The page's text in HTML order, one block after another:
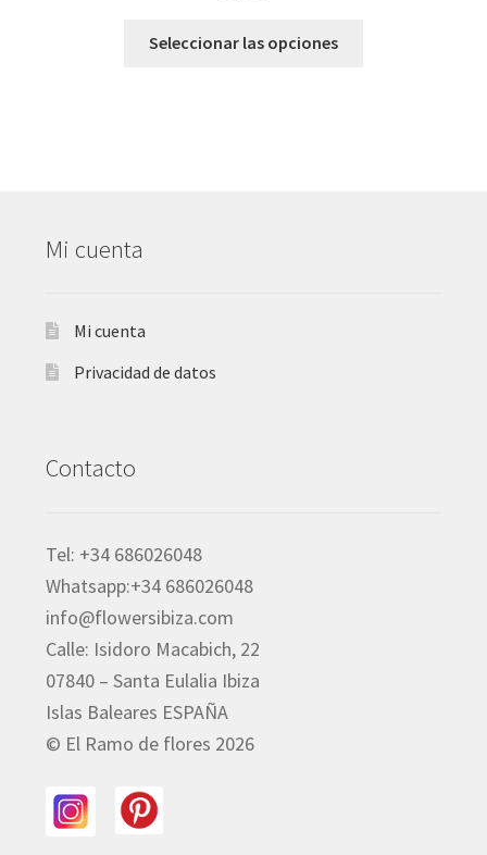
Seleccionar las opciones
Mi cuenta
Mi cuenta
Privacidad de datos
Contacto
Tel: +34 686026048
Whatsapp:+34 686026048
info@flowersibiza.com
Calle: Isidoro Macabich, 22
07840 – Santa Eulalia Ibiza
Islas Baleares ESPAÑA
© El Ramo de flores 2026